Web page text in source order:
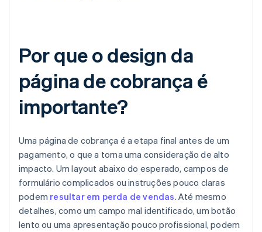
Por que o design da
página de cobrança é
importante?
Uma página de cobrança é a etapa final antes de um
pagamento, o que a torna uma consideração de alto
impacto. Um layout abaixo do esperado, campos de
formulário complicados ou instruções pouco claras
podem resultar em perda de vendas. Até mesmo
detalhes, como um campo mal identificado, um botão
lento ou uma apresentação pouco profissional, podem